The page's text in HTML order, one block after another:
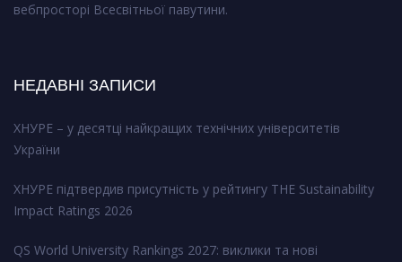
вебпросторі Всесвітньої павутини.
НЕДАВНІ ЗАПИСИ
ХНУРЕ – у десятці найкращих технічних університетів
України
ХНУРЕ підтвердив присутність у рейтингу THE Sustainability
Impact Ratings 2026
QS World University Rankings 2027: виклики та нові